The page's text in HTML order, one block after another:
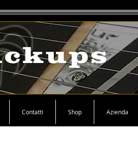
Contatti Shop Azienda